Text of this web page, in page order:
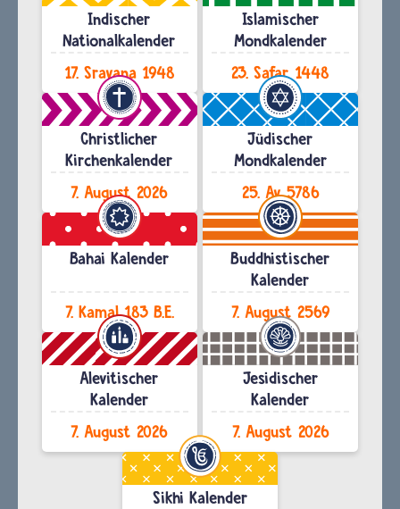
Indischer
Nationalkalender
17. Sravana 1948
Islamischer
Mondkalender
23. Safar 1448
Christlicher
Kirchenkalender
7. August 2026
Jüdischer
Mondkalender
25. Av 5786
Bahai Kalender
7. Kamal 183 B.E.
Buddhistischer
Kalender
7. August 2569
Alevitischer
Kalender
7. August 2026
Jesidischer
Kalender
7. August 2026
Sikhi Kalender